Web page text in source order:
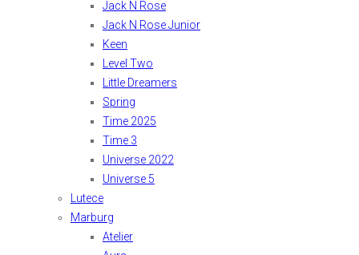
Jack N Rose
Jack N Rose Junior
Keen
Level Two
Little Dreamers
Spring
Time 2025
Time 3
Universe 2022
Universe 5
Lutece
Marburg
Atelier